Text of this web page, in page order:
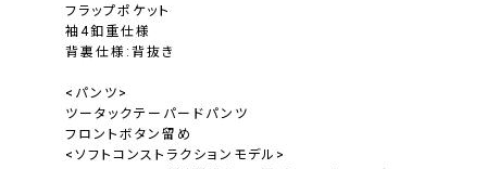
フラップポケット
袖4釦重仕様
背裏仕様:背抜き
<パンツ>
ツータックテーパードパンツ
フロントボタン留め
<ソフトコンストラクションモデル>